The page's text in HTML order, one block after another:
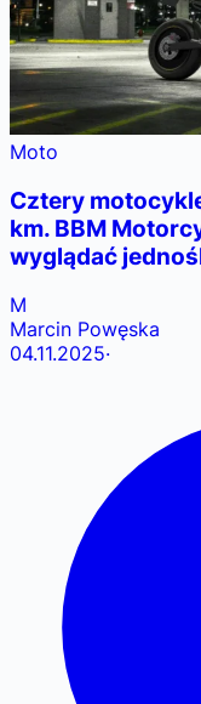
Moto
Cztery
km. BBM
wyglądać
M
Marcin Powęska
04.11.2025·